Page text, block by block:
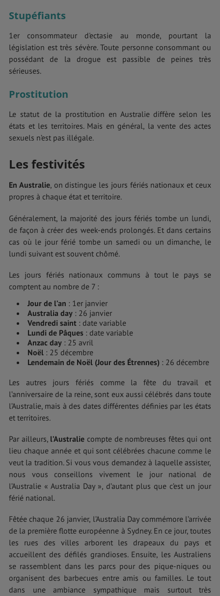
Stupéfiants
1er consommateur d'ectasie au monde, pourtant la
législation est très sévère. Toute personne consommant ou
possédant de la drogue est passible de peines très
sérieuses.
Prostitution
Le statut de la prostitution en Australie diffère selon les
états et les territoires. Mais en général, la vente des actes
sexuels n’est pas illégale.
Les festivités
En Australie, on distingue les jours fériés nationaux et ceux
propres à chaque état et territoire.
Généralement, la majorité des jours fériés tombe un lundi,
de façon à créer des week-ends prolongés. Et dans certains
cas où le jour férié tombe un samedi ou un dimanche, le
lundi suivant est souvent chômé.
Les jours fériés nationaux communs à tout le pays se
comptent au nombre de 7 :
Jour de l’an : 1er janvier
Australia day : 26 janvier
Vendredi saint : date variable
Lundi de Pâques : date variable
Anzac day : 25 avril
Noël : 25 décembre
Lendemain de Noël (Jour des Étrennes) : 26 décembre
Les autres jours fériés comme la fête du travail et
l’anniversaire de la reine, sont eux aussi célébrés dans toute
l’Australie, mais à des dates différentes définies par les états
et territoires.
Par ailleurs, l’Australie compte de nombreuses fêtes qui ont
lieu chaque année et qui sont célébrées chacune comme le
veut la tradition. Si vous vous demandez à laquelle assister,
nous vous conseillons vivement le jour national de
l’Australie « Australia Day », d’autant plus que c’est un jour
férié national.
Fêtée chaque 26 janvier, l’Australia Day commémore l’arrivée
de la première flotte européenne à Sydney. En ce jour, toutes
les rues des villes arborent les drapeaux du pays et
accueillent des défilés grandioses. Ensuite, les Australiens
se rassemblent dans les parcs pour des pique-niques ou
organisent des barbecues entre amis ou familles. Le tout
dans une ambiance sympathique mais surtout très